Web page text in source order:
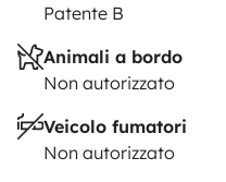
Patente B
Animali a bordo
Non autorizzato
Veicolo fumatori
Non autorizzato